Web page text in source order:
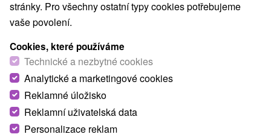
Levice(1) Zlatno(1)
stránky. Pro všechny ostatní typy cookies potřebujeme
vaše povolení.
Cookies, které používáme
Technické a nezbytné cookies
Analytické a marketingové cookies
Reklamné úložisko
Reklamní uživatelská data
Personalizace reklam